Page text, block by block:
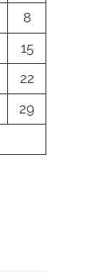
8
15
22
29